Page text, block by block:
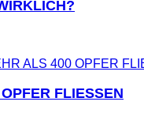
FLIESSEN